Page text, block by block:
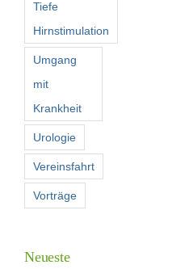
Tiefe
Hirnstimulation
Umgang
mit
Krankheit
Urologie
Vereinsfahrt
Vorträge
Neueste